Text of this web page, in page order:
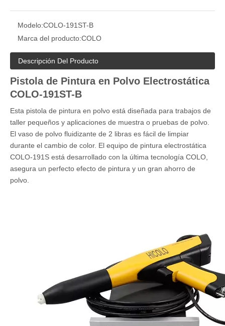
Modelo:COLO-191ST-B
Marca del producto:COLO
Descripción Del Producto
Pistola de Pintura en Polvo Electrostática
COLO-191ST-B
Esta pistola de pintura en polvo está diseñada para trabajos de
taller pequeños y aplicaciones de muestra o pruebas de polvo.
El vaso de polvo fluidizante de 2 libras es fácil de limpiar
durante el cambio de color. El equipo de pintura electrostática
COLO-191S está desarrollado con la última tecnología COLO,
asegura un perfecto efecto de pintura y un gran ahorro de
polvo.